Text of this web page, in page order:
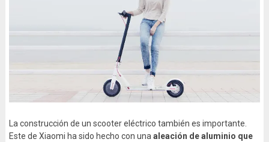
La construcción de un scooter eléctrico también es importante.
Este de Xiaomi ha sido hecho con unaaleación de aluminio que